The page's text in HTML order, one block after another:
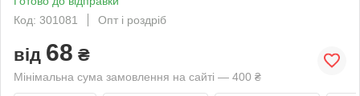
Код: 301081
Опт і роздріб
від 68 ₴
Мінімальна сума замовлення на сайті — 400 ₴